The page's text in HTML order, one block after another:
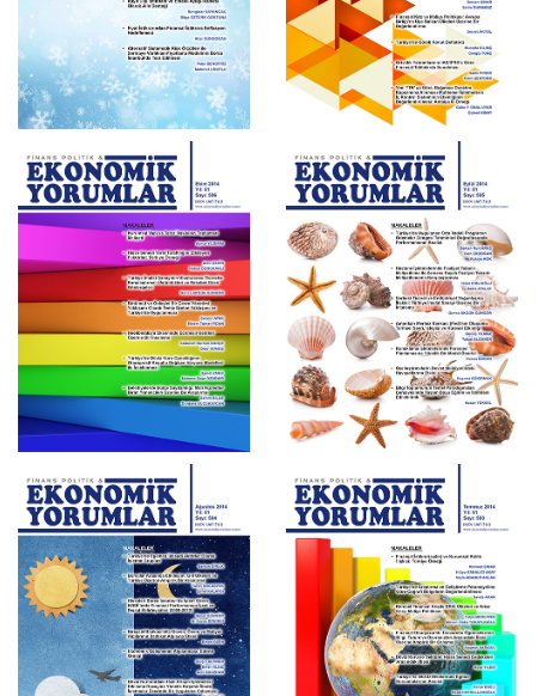
Aralık 2014 , Sayı 598 Kasım 2014 , Sayı 597
Ekim 2014 , Sayı 596 Eylül 2014 , Sayı 595